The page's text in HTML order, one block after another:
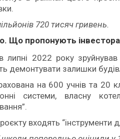
720 тисяч гривень.
Що пропонують
липні 2022 року
демонтувати залишки
на 600 учнів та 20
системи, власну
входять “інструменти